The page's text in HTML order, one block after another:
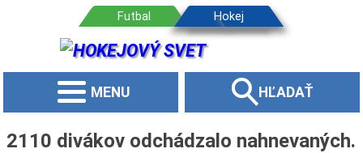
MENU HĽADAŤ
2110 divákov odchádzalo nahnevaných.